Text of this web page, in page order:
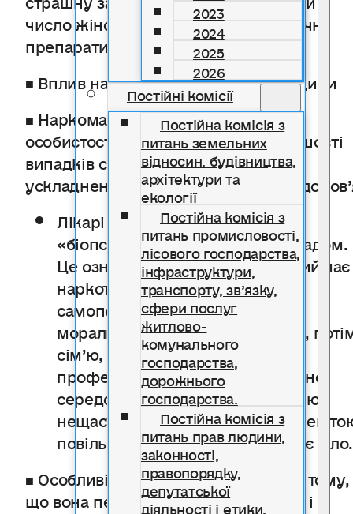
2023
2024
2025
2026
Постійні комісії
Постійна комісія з
питань земельних
відносин. будівництва,
архітектури та
екології
Постійна комісія з
питань промисловості,
лісового господарства,
інфраструктури,
транспорту, зв’язку,
сфери послуг
житлово-
комунального
господарства,
дорожнього
господарства.
Постійна комісія з
питань прав людини,
законності,
правопорядку,
депутатської
діяльності і етики,
число жінок, що вживають наркотичні
препарати збільшилось у 7 разів.
■ Вплив наркотиків на здоров’я людини
■ Наркоманія – тотальне ураження
особистості, яке у переважній більшості
випадків супроводжується
ускладненнями з боку фізичного
Лікарі називають її
«біопсихосоціодуховним» розладом.
Це означає, що людина, яка приймає
наркотики, поступово втрачає
самоповагу, знищує свої кращі
моральні якості, втрачає друзів,
сім’ю, не може здобути
професію, втягується в злочинне
середовище, приносить безодню
нещасть собі та оточуючим і,
повільно і впевнено руйнує своє тіло.
■ Особливість наркоманії полягає в тому,
що вона певною мірою незворотна, і